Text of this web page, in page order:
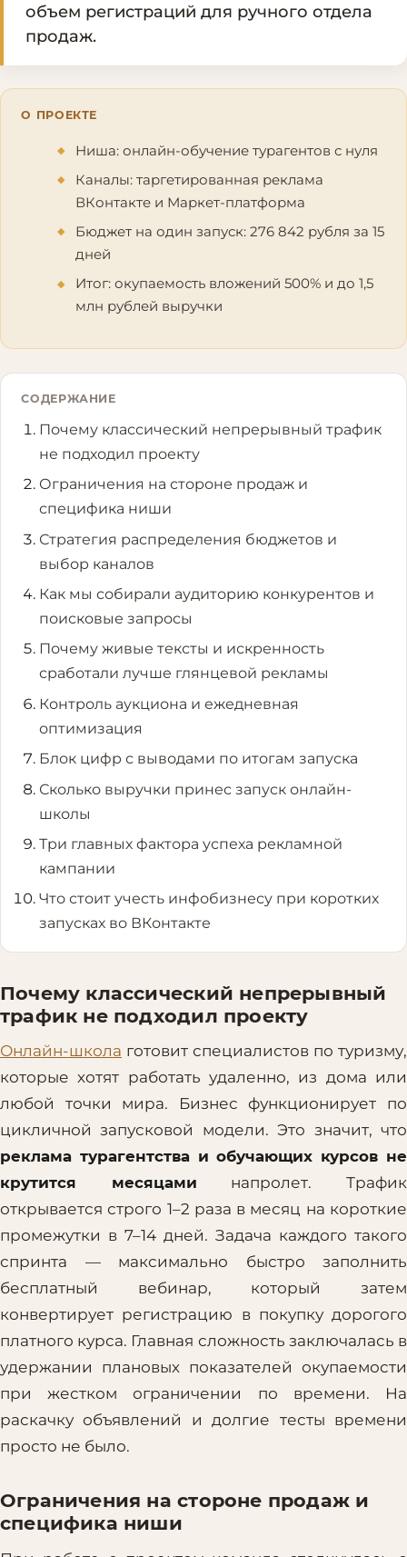
объем регистраций для ручного отдела
продаж.
О ПРОЕКТЕ
Ниша: онлайн-обучение турагентов с нуля
Каналы: таргетированная реклама
ВКонтакте и Маркет-платформа
Бюджет на один запуск: 276 842 рубля за 15
дней
Итог: окупаемость вложений 500% и до 1,5
млн рублей выручки
СОДЕРЖАНИЕ
Почему классический непрерывный трафик
не подходил проекту
Ограничения на стороне продаж и
специфика ниши
Стратегия распределения бюджетов и
выбор каналов
Как мы собирали аудиторию конкурентов и
поисковые запросы
Почему живые тексты и искренность
сработали лучше глянцевой рекламы
Контроль аукциона и ежедневная
оптимизация
Блок цифр с выводами по итогам запуска
Сколько выручки принес запуск онлайн-
школы
Три главных фактора успеха рекламной
кампании
Что стоит учесть инфобизнесу при коротких
запусках во ВКонтакте
Почему классический непрерывный
трафик не подходил проекту
Онлайн-школа готовит специалистов по туризму,
которые хотят работать удаленно, из дома или
любой точки мира. Бизнес функционирует по
цикличной запусковой модели. Это значит, что
реклама турагентства и обучающих курсов не
крутится месяцами напролет. Трафик
открывается строго 1–2 раза в месяц на короткие
промежутки в 7–14 дней. Задача каждого такого
спринта — максимально быстро заполнить
бесплатный вебинар, который затем
конвертирует регистрацию в покупку дорогого
платного курса. Главная сложность заключалась в
удержании плановых показателей окупаемости
при жестком ограничении по времени. На
раскачку объявлений и долгие тесты времени
просто не было.
Ограничения на стороне продаж и
специфика ниши